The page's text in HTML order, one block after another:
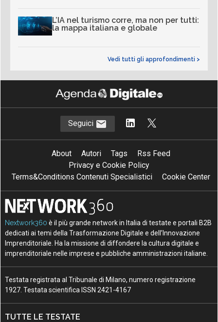
L’IA nel turismo corre, ma non per tutti:
la mappa italiana e globale
Vedi tutti gli approfondimenti >
Seguici
About Autori Tags
Rss Feed
Privacy e Cookie Policy
Terms&Conditions Contenuti Specialistici
Cookie Center
Nextwork360 è il più grande network in Italia di testate e portali B2B
dedicati ai temi della Trasformazione Digitale e dell’Innovazione
Imprenditoriale. Ha la missione di diffondere la cultura digitale e
imprenditoriale nelle imprese e pubbliche amministrazioni italiane.
Testata registrata al Tribunale di Milano, numero registrazione
1927. Testata scientifica ISSN 2421-4167
TUTTE LE TESTATE